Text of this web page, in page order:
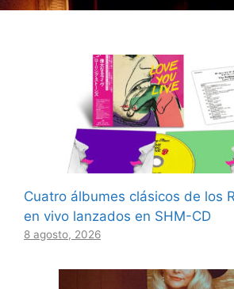
Cuatro álbumes clásicos de los
en vivo lanzados en SHM-CD
8 agosto, 2026